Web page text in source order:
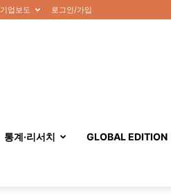
기업보도 로그인/가입
통계·리서치 GLOBAL EDITION